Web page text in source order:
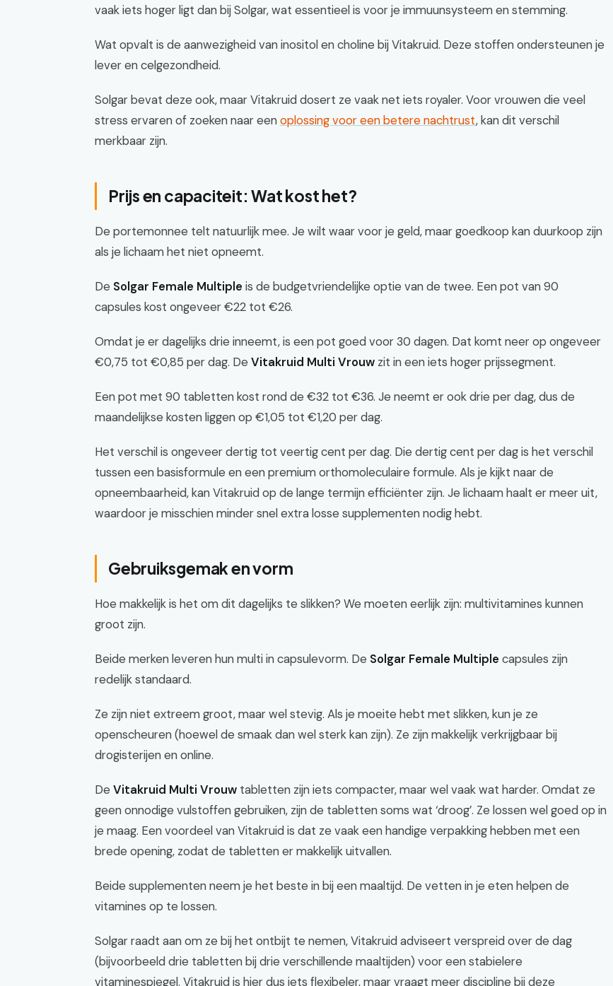
vaak iets hoger ligt dan bij Solgar, wat essentieel is voor je immuunsysteem en stemming.
Wat opvalt is de aanwezigheid van inositol en choline bij Vitakruid. Deze stoffen ondersteunen je
lever en celgezondheid.
Solgar bevat deze ook, maar Vitakruid dosert ze vaak net iets royaler. Voor vrouwen die veel
stress ervaren of zoeken naar eenoplossing voor een betere nachtrust, kan dit verschil
merkbaar zijn.
Prijs en capaciteit: Wat kost het?
De portemonnee telt natuurlijk mee. Je wilt waar voor je geld, maar goedkoop kan duurkoop zijn
als je lichaam het niet opneemt.
De Solgar Female Multiple is de budgetvriendelijke optie van de twee. Een pot van 90
capsules kost ongeveer €22 tot €26.
Omdat je er dagelijks drie inneemt, is een pot goed voor 30 dagen. Dat komt neer op ongeveer
€0,75 tot €0,85 per dag. De Vitakruid Multi Vrouw zit in een iets hoger prijssegment.
Een pot met 90 tabletten kost rond de €32 tot €36. Je neemt er ook drie per dag, dus de
maandelijkse kosten liggen op €1,05 tot €1,20 per dag.
Het verschil is ongeveer dertig tot veertig cent per dag. Die dertig cent per dag is het verschil
tussen een basisformule en een premium orthomoleculaire formule. Als je kijkt naar de
opneembaarheid, kan Vitakruid op de lange termijn efficiënter zijn. Je lichaam haalt er meer uit,
waardoor je misschien minder snel extra losse supplementen nodig hebt.
Gebruiksgemak en vorm
Hoe makkelijk is het om dit dagelijks te slikken? We moeten eerlijk zijn: multivitamines kunnen
groot zijn.
Beide merken leveren hun multi in capsulevorm. De Solgar Female Multiple capsules zijn
redelijk standaard.
Ze zijn niet extreem groot, maar wel stevig. Als je moeite hebt met slikken, kun je ze
openscheuren (hoewel de smaak dan wel sterk kan zijn). Ze zijn makkelijk verkrijgbaar bij
drogisterijen en online.
De Vitakruid Multi Vrouw tabletten zijn iets compacter, maar wel vaak wat harder. Omdat ze
geen onnodige vulstoffen gebruiken, zijn de tabletten soms wat ‘droog’. Ze lossen wel goed op in
je maag. Een voordeel van Vitakruid is dat ze vaak een handige verpakking hebben met een
brede opening, zodat de tabletten er makkelijk uitvallen.
Beide supplementen neem je het beste in bij een maaltijd. De vetten in je eten helpen de
vitamines op te lossen.
Solgar raadt aan om ze bij het ontbijt te nemen, Vitakruid adviseert verspreid over de dag
(bijvoorbeeld drie tabletten bij drie verschillende maaltijden) voor een stabielere
vitaminespiegel. Vitakruid is hier dus iets flexibeler, maar vraagt meer discipline bij deze